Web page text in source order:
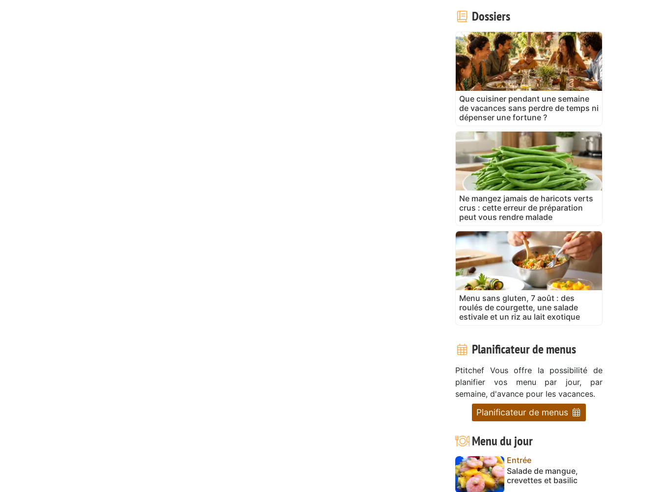
Dossiers
Que cuisiner pendant une semaine
de vacances sans perdre de temps ni
dépenser une fortune ?
Ne mangez jamais de haricots verts
crus : cette erreur de préparation
peut vous rendre malade
Menu sans gluten, 7 août : des
roulés de courgette, une salade
estivale et un riz au lait exotique
Planificateur de menus
Ptitchef Vous offre la possibilité de
planifier vos menu par jour, par
semaine, d'avance pour les vacances.
Planificateur de menus
Menu du jour
Entrée
Salade de mangue,
crevettes et basilic